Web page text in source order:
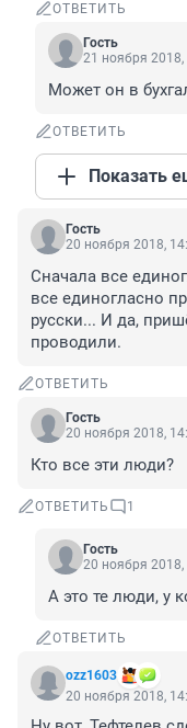
ОТВЕТИТЬ
Гость
21 ноября 2018,
Может он в
ОТВЕТИТЬ
Показать
Гость
20 ноября 2018,
Сначала все
все единогласно
русски... И да,
проводили.
ОТВЕТИТЬ
Гость
20 ноября 2018,
Кто все эти люди?
ОТВЕТИТЬ 1
Гость
20 ноября 2018,
А это те люди, у
ОТВЕТИТЬ
ozz1603
20 ноября 2018,